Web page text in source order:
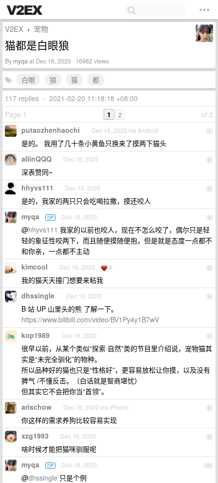
V2EX › 宠物
猫都是白眼狼
By myqaat Dec 16, 2020 · 16982 views
白眼 狼 猫
都
117 replies • 2021-02-20 11:18:18 +08:00
Page 1
of 2
1 2
1
putaozhenhaochi Dec 16, 2020 via Android
是的。 我用了几十条小黄鱼只换来了摸两下猫头
2
allinQQQ Dec 16, 2020
深表赞同~
3
hhyvs111 Dec 16, 2020
是的，我家的两只只会吃喝拉撒，摸还咬人
4
myqa OP Dec 16, 2020
@hhyvs111 我家的以前也咬人，现在不怎么咬了，偶尔只是轻
轻的象征性咬两下，而且随便摸随便抱，但是就是态度一点都不
和你亲，一点都不主动
5
kimcool Dec 16, 2020 6
我的猫天天撞门想要来粘我
6
dhssingle Dec 16, 2020
B 站 UP 山里头的熊 了解一下。
https://www.bilibili.com/video/BV1Py4y1B7wV
7
kop1989 Dec 16, 2020
很早以前，从某个类似“探索·自然”类的节目里介绍说，宠物猫其
实是“未完全驯化”的物种。
所以品种好的猫也只是“性格好”，更容易放松让你摸，以及没有
脾气 /不懂反击。（白话就是智商堪忧）
但其实它不会把你当“首领”。
8
arischow Dec 16, 2020 via iPhone
你这样的需求养狗比较容易实现
9
xzg1993 Dec 16, 2020
啥时候才能把猫咪驯服呢
10
myqa OP Dec 16, 2020
@dhssingle 只是个例